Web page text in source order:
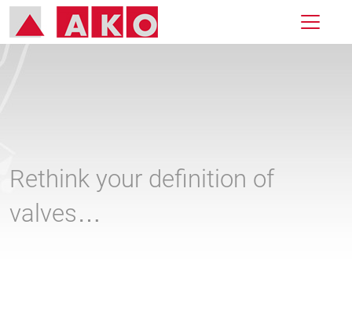
Rethink your definition of
valves…